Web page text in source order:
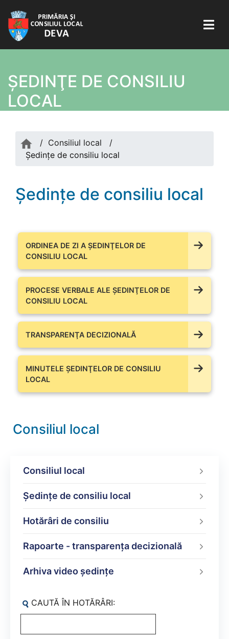
ŞEDINŢE DE CONSILIU
LOCAL
/ Consiliul local
/
Şedinţe de consiliu local
Şedinţe de consiliu local
ORDINEA DE ZI A ŞEDINŢELOR DE
CONSILIU LOCAL
PROCESE VERBALE ALE ŞEDINŢELOR DE
CONSILIU LOCAL
TRANSPARENŢA DECIZIONALĂ
MINUTELE ŞEDINŢELOR DE CONSILIU
LOCAL
Consiliul local
Consiliul local
Şedinţe de consiliu local
Hotărâri de consiliu
Rapoarte - transparenţa decizională
Arhiva video ședințe
CAUTĂ ÎN HOTĂRÂRI: